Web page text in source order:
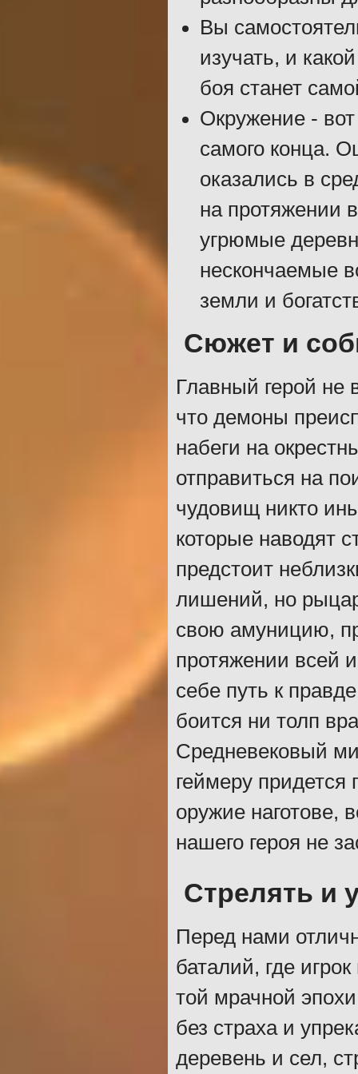
Вы
изучать, и
боя станет
Окружение -
самого конца.
оказались в
на протяжении
угрюмые
нескончаемые
земли и
Сюжет и
Главный герой не
что демоны
набеги на
отправиться на
чудовищ никто
которые наводят
предстоит
лишений, но
свою амуницию,
протяжении всей
себе путь к
боится ни толп
Средневековый
геймеру придется
оружие наготове,
нашего героя не
Стрелять и
Перед нами
баталий, где
той мрачной
без страха и
деревень и сел,